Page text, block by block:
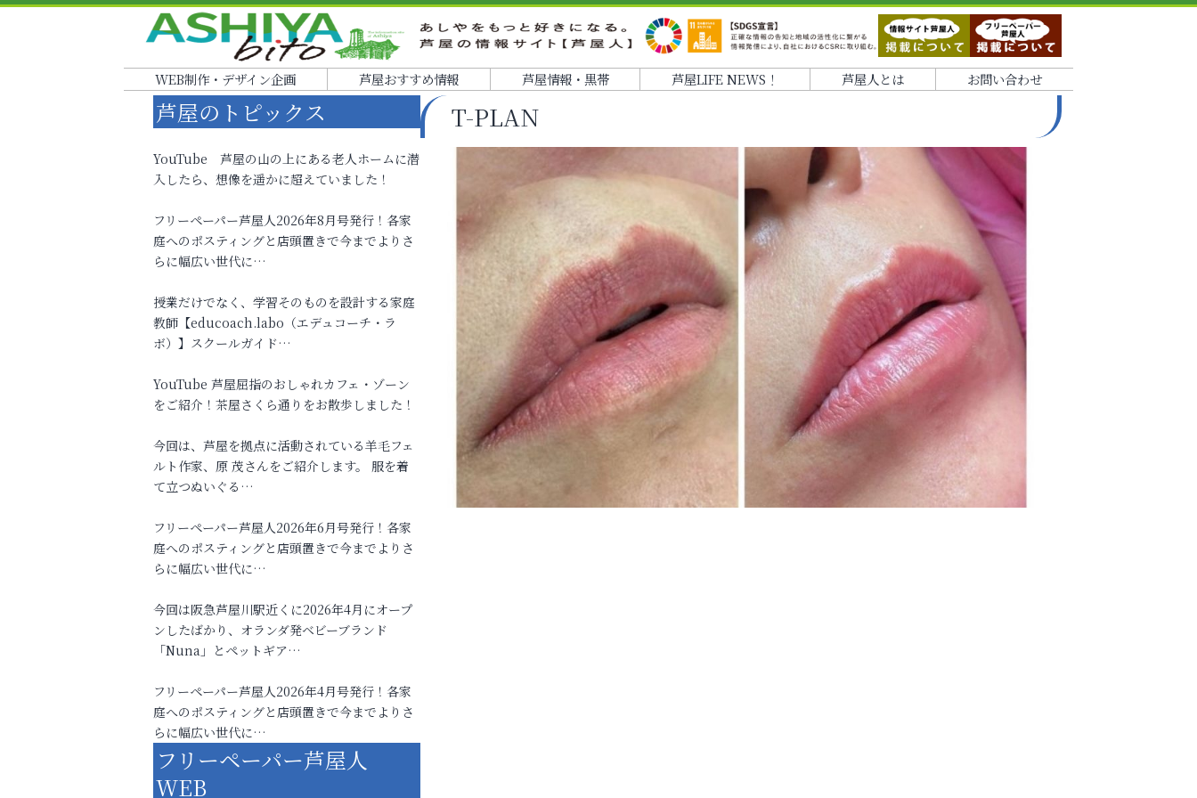
WEB制作・デザイン企画 芦屋おすすめ情報 芦屋情報・黒帯 芦屋LIFE NEWS！ 芦屋人とは お問い合わせ
T-PLAN
芦屋のトピックス
YouTube 芦屋の山の上にある老人ホームに潜
入したら、想像を遥かに超えていました！
フリーペーパー芦屋人2026年8月号発行！各家
庭へのポスティングと店頭置きで今までよりさ
らに幅広い世代に…
授業だけでなく、学習そのものを設計する家庭
教師【educoach.labo（エデュコーチ・ラ
ボ）】スクールガイド…
YouTube 芦屋屈指のおしゃれカフェ・ゾーン
をご紹介！茶屋さくら通りをお散歩しました！
今回は、芦屋を拠点に活動されている羊毛フェ
ルト作家、原 茂さんをご紹介します。 服を着
て立つぬいぐる…
フリーペーパー芦屋人2026年6月号発行！各家
庭へのポスティングと店頭置きで今までよりさ
らに幅広い世代に…
今回は阪急芦屋川駅近くに2026年4月にオープ
ンしたばかり、オランダ発ベビーブランド
「Nuna」とペットギア…
フリーペーパー芦屋人2026年4月号発行！各家
庭へのポスティングと店頭置きで今までよりさ
らに幅広い世代に…
フリーペーパー芦屋人
WEB